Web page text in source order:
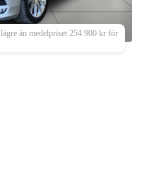
lägre än medelpriset 254 900 kr för